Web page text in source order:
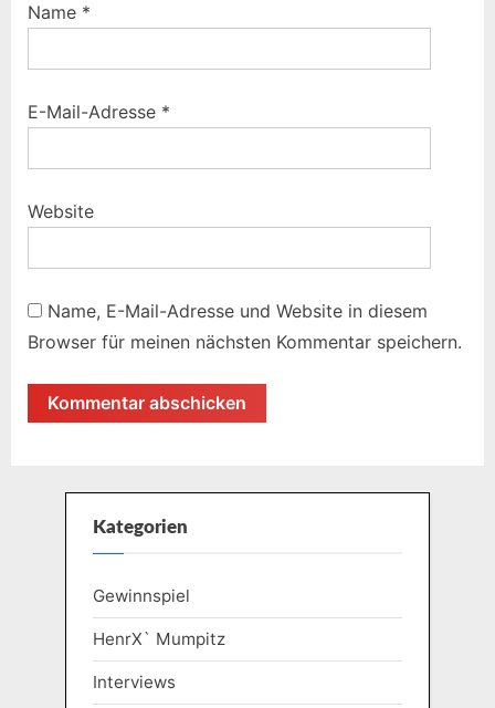
Name *
E-Mail-Adresse *
Website
Name, E-Mail-Adresse und Website in diesem
Browser für meinen nächsten Kommentar speichern.
Kategorien
Gewinnspiel
HenrX` Mumpitz
Interviews